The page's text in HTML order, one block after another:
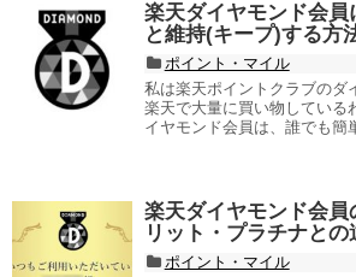
楽天ダイヤモンド会
と維持(キープ)する方
ポイント・マイル
私は楽天ポイントクラブのダ
楽天で大量に買い物している
イヤモンド会員は、誰でも簡
楽天ダイヤモンド会員
リット・プラチナと
ポイント・マイル